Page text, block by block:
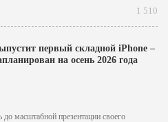
в мировой прокат в следующем1 510
первый складной iPhone –
на осень 2026 года
до масштабной презентации своего